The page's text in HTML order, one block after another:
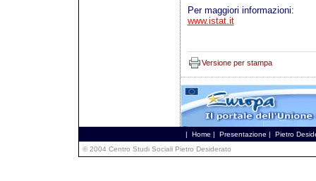
Per maggiori informazioni:
www.istat.it
Versione per stampa
| Home | Presentazione |
Pietro
© 2004 Centro Studi Sociali Pietro Desiderato